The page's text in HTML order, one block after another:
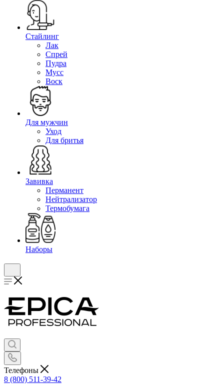
Стайлинг
Лак
Спрей
Пудра
Мусс
Воск
Для мужчин
Уход
Для бритья
Завивка
Перманент
Нейтрализатор
Термобумага
Наборы
Телефоны
8 (800) 511-39-42